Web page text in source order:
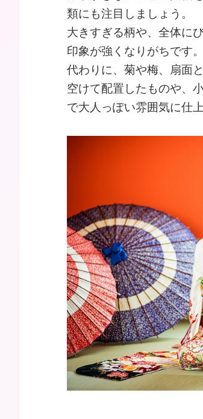
類にも注目しましょう。
大きすぎる柄や、全体に
印象が強くなりがちです。
代わりに、菊や梅、扇面
空けて配置したものや、
で大人っぽい雰囲気に仕